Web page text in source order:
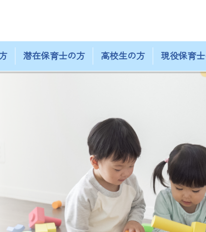
潜在保育士の方 高校生の方 現役保育